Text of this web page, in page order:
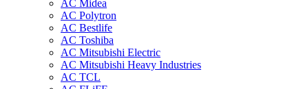
AC Midea
AC Polytron
AC Bestlife
AC Toshiba
AC Mitsubishi Electric
AC Mitsubishi Heavy Industries
AC TCL